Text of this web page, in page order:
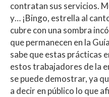
contratan sus servicios.
y… ¡Bingo, estrella al
cubre con una sombra
que permanecen en la
sabe que estas prácticas
estos trabajadores de la
se puede demostrar, ya
a decir en público lo que